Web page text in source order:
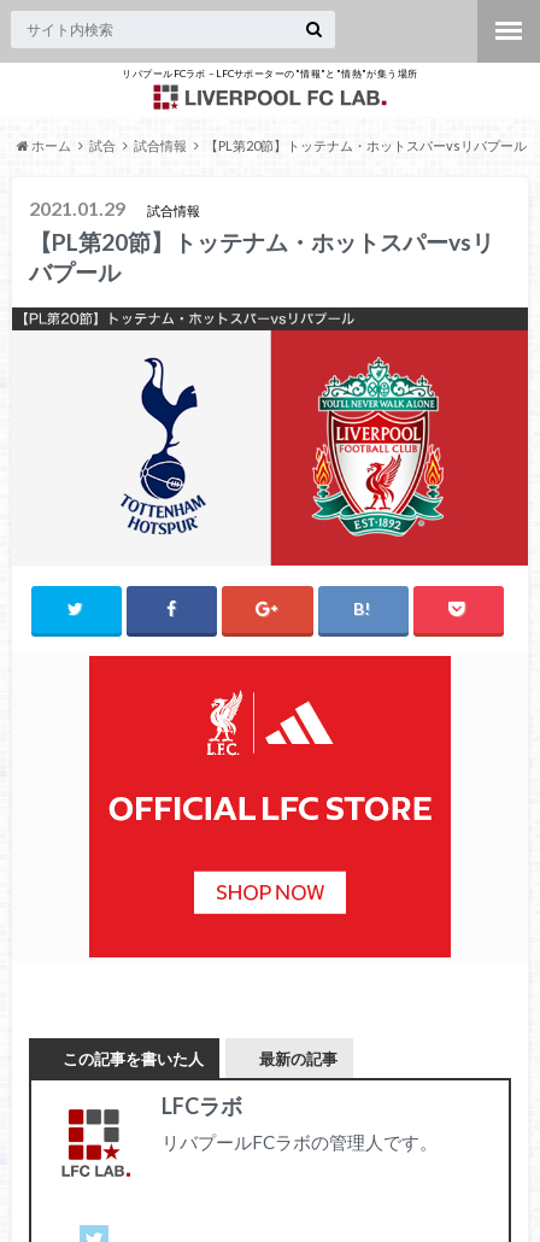
リバプールFCラボ – LFCサポーターの"情報"と"情熱"が集う場所
ホーム 試合 試合情報 【PL第20節】トッテナム・ホットスパーvsリバプール
2021.01.29 試合情報
【PL第20節】トッテナム・ホットスパーvsリ
バプール
この記事を書いた人 最新の記事
LFCラボ
リバプールFCラボの管理人です。